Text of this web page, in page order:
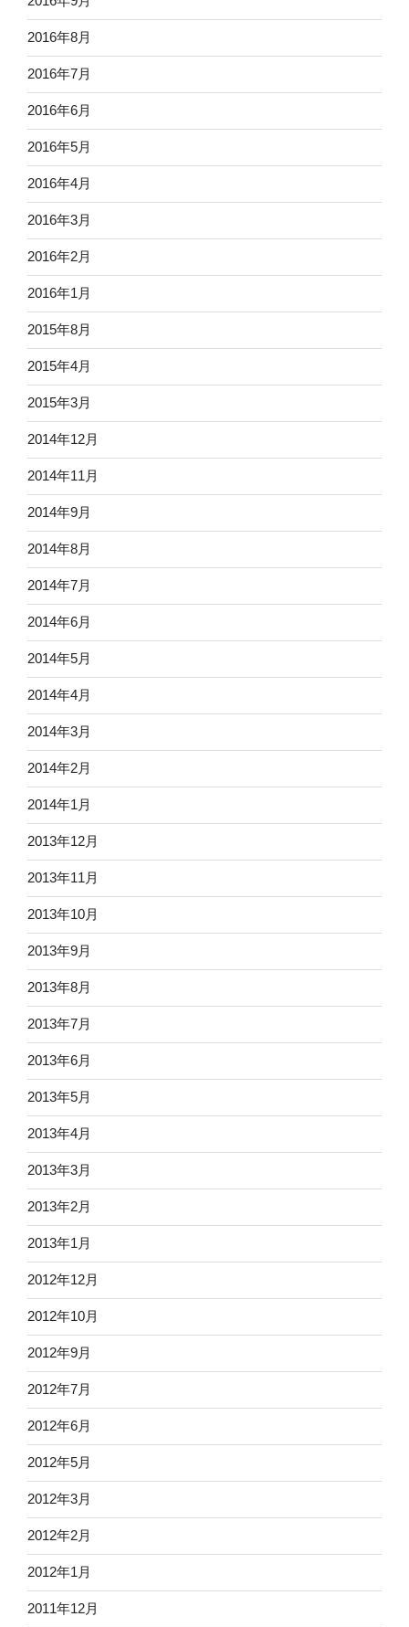
2016年8月
2016年7月
2016年6月
2016年5月
2016年4月
2016年3月
2016年2月
2016年1月
2015年8月
2015年4月
2015年3月
2014年12月
2014年11月
2014年9月
2014年8月
2014年7月
2014年6月
2014年5月
2014年4月
2014年3月
2014年2月
2014年1月
2013年12月
2013年11月
2013年10月
2013年9月
2013年8月
2013年7月
2013年6月
2013年5月
2013年4月
2013年3月
2013年2月
2013年1月
2012年12月
2012年10月
2012年9月
2012年7月
2012年6月
2012年5月
2012年3月
2012年2月
2012年1月
2011年12月